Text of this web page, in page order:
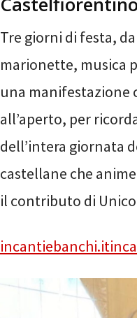
Tre giorni di festa,
marionette, musica
una manifestazione
all’aperto, per
dell’intera giornata
castellane che
il contributo di